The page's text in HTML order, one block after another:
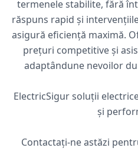
termenele stabilite, fără
răspuns rapid și
asigură eficiență maximă.
prețuri competitive și
adaptândune nevoilor
ElectricSigur soluții
și
Contactați-ne astăzi